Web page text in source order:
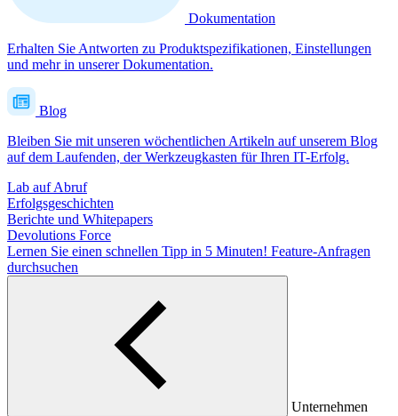
Dokumentation
Erhalten Sie Antworten zu Produktspezifikationen, Einstellungen
und mehr in unserer Dokumentation.
Blog
Bleiben Sie mit unseren wöchentlichen Artikeln auf unserem Blog
auf dem Laufenden, der Werkzeugkasten für Ihren IT-Erfolg.
Lab auf Abruf
Erfolgsgeschichten
Berichte und Whitepapers
Devolutions Force
Lernen Sie einen schnellen Tipp in 5 Minuten! Feature-Anfragen
durchsuchen
Unternehmen